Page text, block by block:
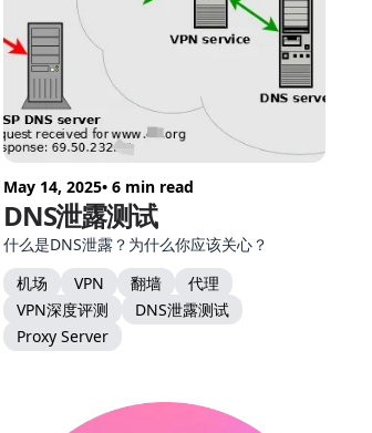
May 14, 2025• 6 min read
DNS泄露测试
什么是DNS泄露？为什么你应该关心？
机场
VPN 翻墙
代理
VPN深度评测
DNS泄露测试
Proxy Server